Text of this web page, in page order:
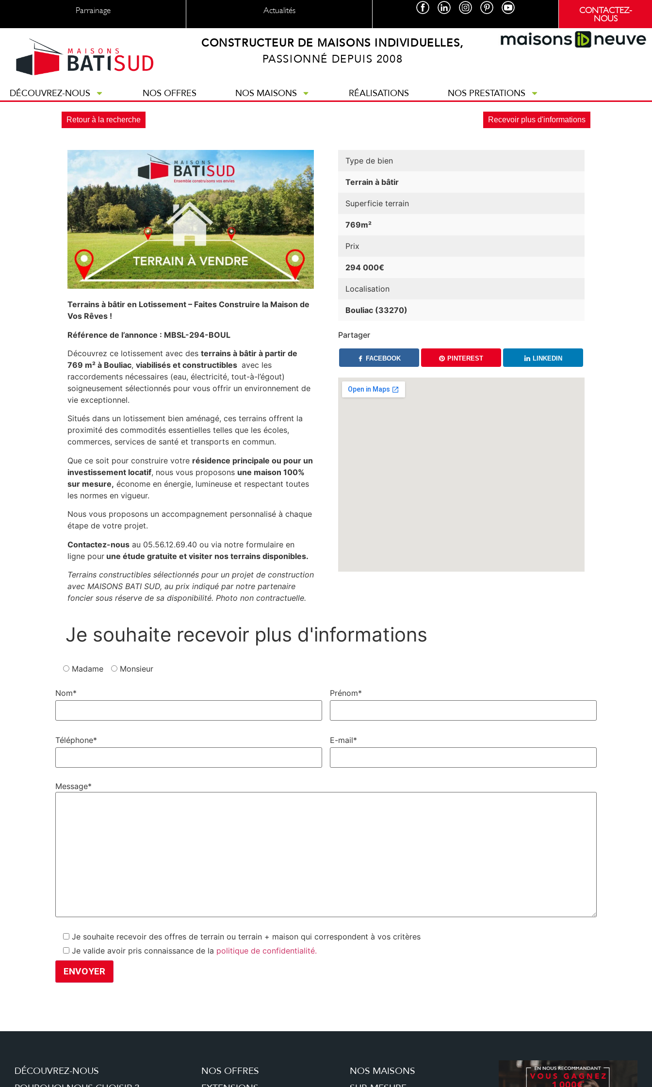
Parrainage Actualités CONTACTEZ-
NOUS
CONSTRUCTEUR DE MAISONS INDIVIDUELLES,
PASSIONNÉ DEPUIS 2008
DÉCOUVREZ-NOUS NOS OFFRES NOS MAISONS RÉALISATIONS NOS PRESTATIONS
Retour à la recherche Recevoir plus d'informations
Terrains à bâtir en Lotissement – Faites Construire la Maison de
Vos Rêves !
Référence de l’annonce : MBSL-294-BOUL
Découvrez ce lotissement avec des terrains à bâtir à partir de
769 m² à Bouliac, viabilisés et constructibles avec les
raccordements nécessaires (eau, électricité, tout-à-l’égout)
soigneusement sélectionnés pour vous offrir un environnement de
vie exceptionnel.
Situés dans un lotissement bien aménagé, ces terrains offrent la
proximité des commodités essentielles telles que les écoles,
commerces, services de santé et transports en commun.
Que ce soit pour construire votre résidence principale ou pour un
investissement locatif, nous vous proposons une maison 100%
sur mesure, économe en énergie, lumineuse et respectant toutes
les normes en vigueur.
Nous vous proposons un accompagnement personnalisé à chaque
étape de votre projet.
Contactez-nous au 05.56.12.69.40 ou via notre formulaire en
ligne pour une étude gratuite et visiter nos terrains disponibles.
Terrains constructibles sélectionnés pour un projet de construction
avec MAISONS BATI SUD, au prix indiqué par notre partenaire
foncier sous réserve de sa disponibilité. Photo non contractuelle.
Type de bien
Terrain à bâtir
Superficie terrain
769m²
Prix
294 000€
Localisation
Bouliac (33270)
Partager
FACEBOOK PINTEREST LINKEDIN
Je souhaite recevoir plus d'informations
Madame Monsieur
Nom* Prénom*
Téléphone* E-mail*
Message*
Je souhaite recevoir des offres de terrain ou terrain + maison qui correspondent à vos critères
Je valide avoir pris connaissance de la politique de confidentialité.
DÉCOUVREZ-NOUS
NOS OFFRES
NOS MAISONS